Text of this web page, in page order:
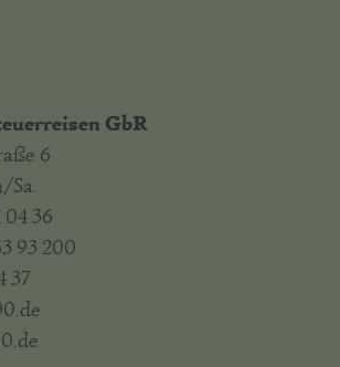
GbR
6
Sa.
04 36
93 200
37